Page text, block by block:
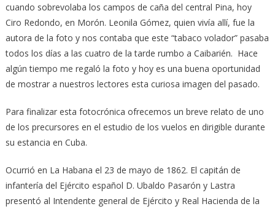
cuando sobrevolaba los campos de caña del central Pina, hoy
Ciro Redondo, en Morón. Leonila Gómez, quien vivía allí, fue la
autora de la foto y nos contaba que este “tabaco volador” pasaba
todos los días a las cuatro de la tarde rumbo a Caibarién. Hace
algún tiempo me regaló la foto y hoy es una buena oportunidad
de mostrar a nuestros lectores esta curiosa imagen del pasado.
Para finalizar esta fotocrónica ofrecemos un breve relato de uno
de los precursores en el estudio de los vuelos en dirigible durante
su estancia en Cuba.
Ocurrió en La Habana el 23 de mayo de 1862. El capitán de
infantería del Ejército español D. Ubaldo Pasarón y Lastra
presentó al Intendente general de Ejército y Real Hacienda de la